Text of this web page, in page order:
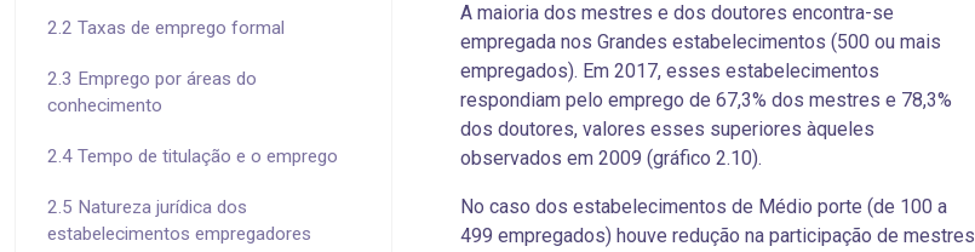
2.2 Taxas de emprego formal
2.3 Emprego por áreas do
conhecimento
2.4 Tempo de titulação e o emprego
2.5 Natureza jurídica dos
estabelecimentos empregadores
A maioria dos mestres e dos doutores encontra-se
empregada nos Grandes estabelecimentos (500 ou mais
empregados). Em 2017, esses estabelecimentos
respondiam pelo emprego de 67,3% dos mestres e 78,3%
dos doutores, valores esses superiores àqueles
observados em 2009 (gráfico 2.10).
No caso dos estabelecimentos de Médio porte (de 100 a
499 empregados) houve redução na participação de mestres